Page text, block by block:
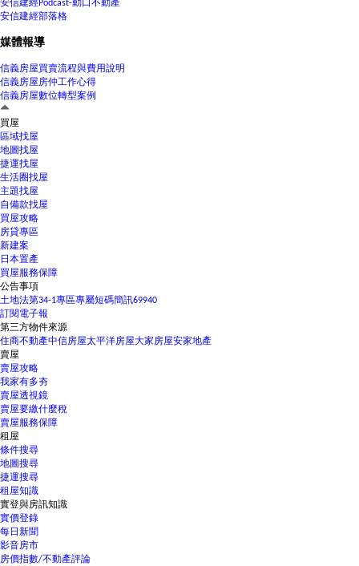
安信建經Podcast-動口不動產
安信建經部落格
媒體報導
信義房屋買賣流程與費用說明
信義房屋房仲工作心得
信義房屋數位轉型案例
買屋
區域找屋
地圖找屋
捷運找屋
生活圈找屋
主題找屋
自備款找屋
買屋攻略
房貸專區
新建案
日本置產
買屋服務保障
公告事項
土地法第34-1專區專屬短碼簡訊69940
訂閱電子報
第三方物件來源
住商不動產中信房屋太平洋房屋大家房屋安家地產
賣屋
賣屋攻略
我家有多夯
賣屋透視鏡
賣屋要繳什麼稅
賣屋服務保障
租屋
條件搜尋
地圖搜尋
捷運搜尋
租屋知識
實登與房訊知識
實價登錄
每日新聞
影音房市
房價指數/不動產評論